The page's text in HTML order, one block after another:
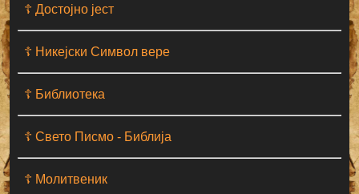
☦ Достојно јест
☦ Никејски Символ вере
☦ Библиотека
☦ Свето Писмо - Библија
☦ Молитвеник